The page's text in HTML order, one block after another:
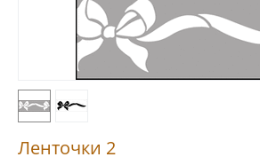
Ленточки 2